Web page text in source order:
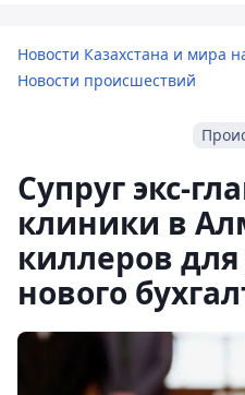
Новости Казахстана и мира
Новости происшествий
Супруг экс-
клиники в
киллеров
нового